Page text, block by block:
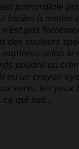
primordiale
faciles à mettre
pas
des couleurs
selon le
poudre ou
ou un crayon eye-
verts, les yeux
ce qui suit…